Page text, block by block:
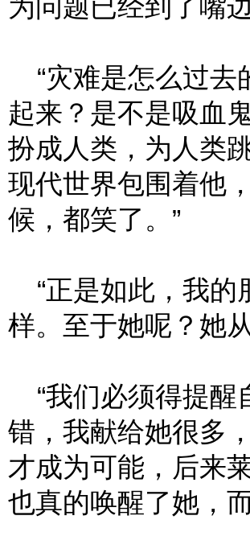
为问题已经到了嘴边
“灾难是怎么过去
起来？是不是吸血
扮成人类，为人类
现代世界包围着他
候，都笑了。”
“正是如此，我的
样。至于她呢？她
“我们必须得提醒
错，我献给她很多
才成为可能，后来
也真的唤醒了她，